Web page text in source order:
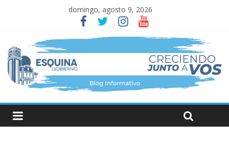
domingo, agosto 9, 2026